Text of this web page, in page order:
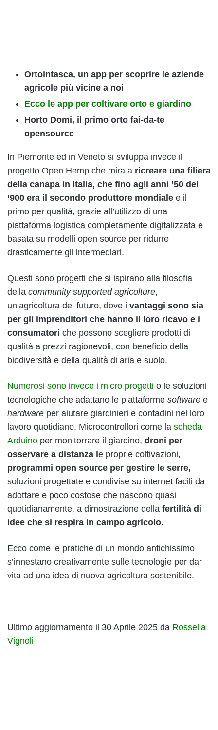
Ortointasca, un app per scoprire le aziende
agricole più vicine a noi
Ecco le app per coltivare orto e giardino
Horto Domi, il primo orto fai-da-te
opensource
In Piemonte ed in Veneto si sviluppa invece il
progetto Open Hemp che mira a ricreare una filiera
della canapa in Italia, che fino agli anni ’50 del
‘900 era il secondo produttore mondiale e il
primo per qualità, grazie all’utilizzo di una
piattaforma logistica completamente digitalizzata e
basata su modelli open source per ridurre
drasticamente gli intermediari.
Questi sono progetti che si ispirano alla filosofia
della community supported agricolture,
un’agricoltura del futuro, dove i vantaggi sono sia
per gli imprenditori che hanno il loro ricavo e i
consumatori che possono scegliere prodotti di
qualità a prezzi ragionevoli, con beneficio della
biodiversità e della qualità di aria e suolo.
Numerosi sono invece i micro progetti o le soluzioni
tecnologiche che adattano le piattaforme software e
hardware per aiutare giardinieri e contadini nel loro
lavoro quotidiano. Microcontrollori come la scheda
Arduino per monitorrare il giardino, droni per
osservare a distanza le proprie coltivazioni,
programmi open source per gestire le serre,
soluzioni progettate e condivise su internet facili da
adottare e poco costose che nascono quasi
quotidianamente, a dimostrazione della fertilità di
idee che si respira in campo agricolo.
Ecco come le pratiche di un mondo antichissimo
s’innestano creativamente sulle tecnologie per dar
vita ad una idea di nuova agricoltura sostenibile.
Ultimo aggiornamento il 30 Aprile 2025 da Rossella
Vignoli